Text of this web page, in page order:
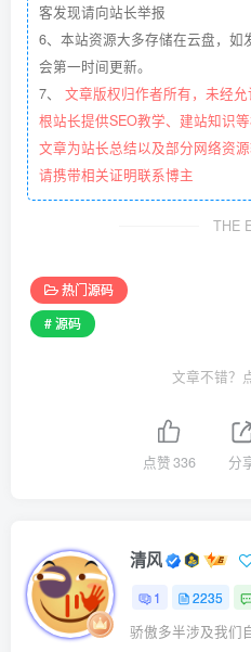
客发现请向站长举报
6、本站资源大多存储在云盘，如
会第一时间更新。
7、 文章版权归作者所有，未经
根站长提供SEO教学、建站知识
文章为站长总结以及部分网络资
请携带相关证明联系博主
THE
热门源码
# 源码
文章不错？
点赞336 分
清风
1 2235